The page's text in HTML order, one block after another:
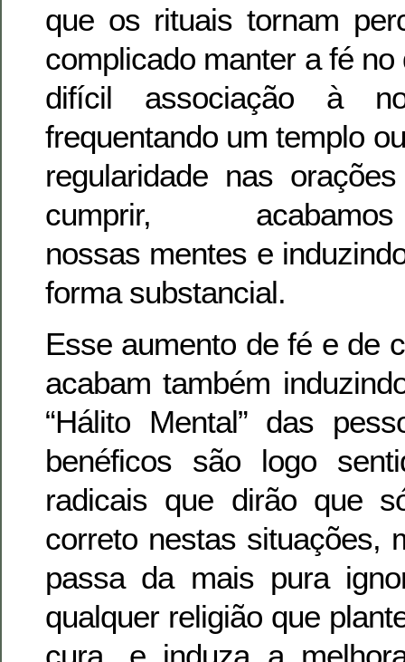
que os rituais tornam
complicado manter a fé
difícil associação à
frequentando um templo
regularidade nas
cumprir,
nossas mentes e
forma substancial.
Esse aumento de fé e de
acabam também
“Hálito Mental” das
benéficos são logo
radicais que dirão que
correto nestas situações,
passa da mais pura
qualquer religião que